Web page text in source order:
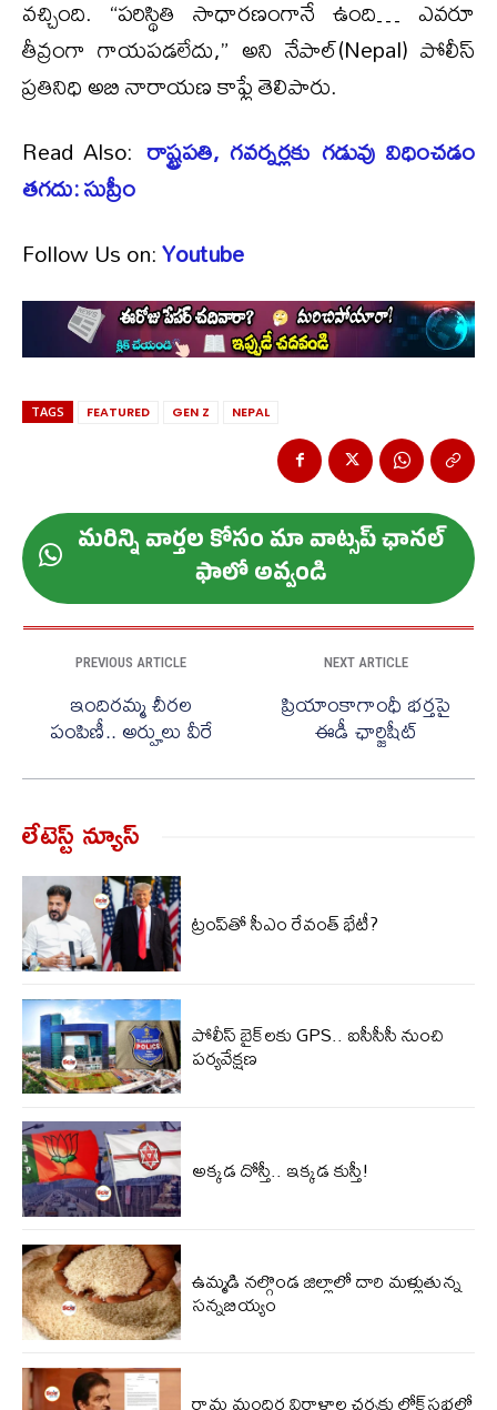
వచ్చింది. “పరిస్థితి సాధారణంగానే ఉంది… ఎవరూ
తీవ్రంగా గాయపడలేదు,” అని నేపాల్(Nepal) పోలీస్
ప్రతినిధి అబి నారాయణ కాఫ్లే తెలిపారు.
Read Also: రాష్ట్రపతి, గవర్నర్లకు గడువు విధించడం
తగదు: సుప్రీం
Follow Us on:Youtube
TAGS FEATURED GEN Z NEPAL
మ‌రిన్ని వార్త‌ల కోసం మా వాట్స‌ప్ ఛాన‌ల్
ఫాలో అవ్వండి
PREVIOUS ARTICLE
ఇందిరమ్మ చీరల
పంపిణీ.. అర్హులు వీరే
NEXT ARTICLE
ప్రియాంకాగాంధీ భర్తపై
ఈడీ ఛార్జిషీట్
లేటెస్ట్ న్యూస్‌
ట్రంప్‌తో సీఎం రేవంత్ భేటీ?
పోలీస్ బైక్‌లకు GPS.. ఐసీసీసీ నుంచి
పర్యవేక్షణ
అక్కడ దోస్తీ.. ఇక్కడ కుస్తీ!
ఉమ్మడి నల్గొండ జిల్లాలో దారి మళ్లుతున్న
సన్నబియ్యం